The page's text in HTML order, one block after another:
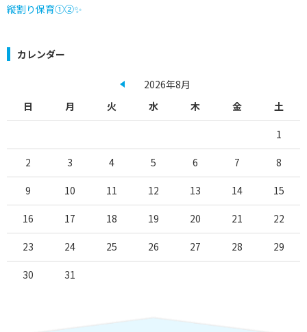
縦割り保育①②✨
カレンダー
2026年8月
日
月 火 水 木 金 土
1
2 3 4 5 6 7 8
9 10 11 12 13 14 15
16 17 18 19 20 21 22
23 24 25 26 27 28 29
30 31